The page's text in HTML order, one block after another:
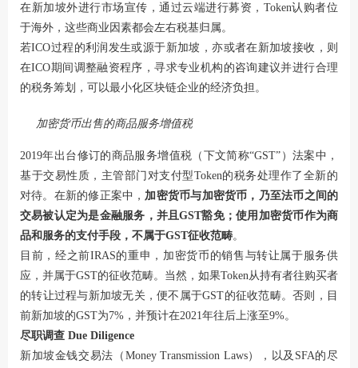
在新加坡外进行市场宣传，通过云端进行募资，Token认购者位
于海外，这些商业因素都会左右税基归属。
若ICO过程的利润发生或源于新加坡，亦或者在新加坡接收，则
在ICO期间调整融资程序，寻求专业机构的咨询建议并进行合理
的税务筹划，可以最小化区块链企业的经济负担。
加密货币出售的商品服务增值税
2019年出台修订的商品服务增值税（下文简称“GST”）法案中，
基于交易性质，主管部门对支付型Token的税务处理作了全新的
对待。在新的修正案中， 加密货币与加密货币，乃至法币之间的
交易被认定为是金融服务，并且GST豁免；使用加密货币作为商
品和服务的支付手段，不属于GST征收范畴。
目前，经之前IRAS的重申，加密货币的销售与转让属于服务供
应，并属于GST的征收范畴。当然，如果Token从持有者往购买者
的转让过程与新加坡无关，便不属于GST的征收范畴。否则，目
前新加坡的GST为7%，并预计在2021年往后上涨至9%。
尽职调查 Due Diligence
新加坡金钱交易法（Money Transmission Laws），以及SFA的尽